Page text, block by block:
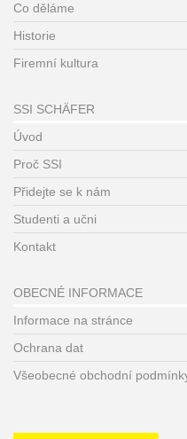
OBECNÉ INFORMACE
Informace na stránce
Ochrana dat
Všeobecné obchodní
SSI SCHÄFER
Úvod
Proč SSI
Přidejte se k nám
Studenti a učni
Kontakt
Co děláme
Historie
Firemní kultura